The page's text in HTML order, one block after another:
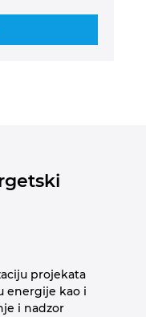
projekata
energije kao i
i nadzor